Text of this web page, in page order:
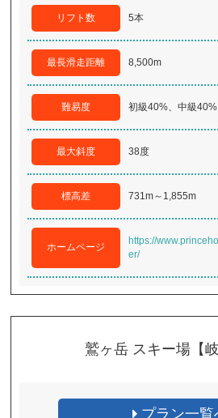
リフト数 5本
最長滑走距離 8,500m
難易度 初級40%、中級
最大斜度 38度
標高差 731m～1,855m
ホームページ
https://
er/
鷲ヶ岳 スキー場【岐
プラン一覧